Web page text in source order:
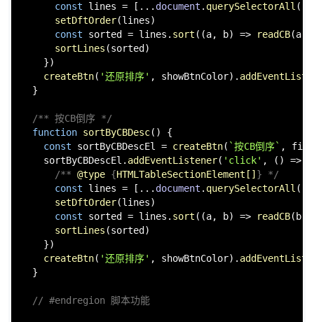
const lines = [...document . querySelectorAll (
setDftOrder(lines)
const sorted = lines. sort ( (a, b) => readCB
sortLines (sorted)
})
createBtn( '还原排序' , showBtnColor).
}
/** 按CB倒序 */
function sortByCBDesc( ) {
const sortByCBDescEl = createBtn( `按CB倒序` ,
sortByCBDescEl. addEventListener( 'click' , () =>
/** @type {HTMLTableSectionElement[] } */
const lines = [...document . querySelectorAll (
setDftOrder(lines)
const sorted = lines. sort ( (a, b) => readCB
sortLines (sorted)
})
createBtn( '还原排序' , showBtnColor).
}
// #endregion 脚本功能